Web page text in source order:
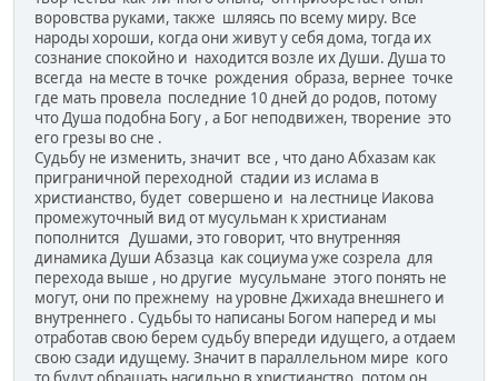
воровства руками, также шляясь по всему миру. Все
народы хороши, когда они живут у себя дома, тогда их
сознание спокойно и находится возле их Души. Душа то
всегда на месте в точке рождения образа, вернее точке
где мать провела последние 10 дней до родов, потому
что Душа подобна Богу , а Бог неподвижен, творение это
его грезы во сне .
Судьбу не изменить, значит все , что дано Абхазам как
приграничной переходной стадии из ислама в
христианство, будет совершено и на лестнице Иакова
промежуточный вид от мусульман к христианам
пополнится Душами, это говорит, что внутренняя
динамика Души Абзазца как социума уже созрела для
перехода выше , но другие мусульмане этого понять не
могут, они по прежнему на уровне Джихада внешнего и
внутреннего . Судьбы то написаны Богом наперед и мы
отработав свою берем судьбу впереди идущего, а отдаем
свою сзади идущему. Значит в параллельном мире кого